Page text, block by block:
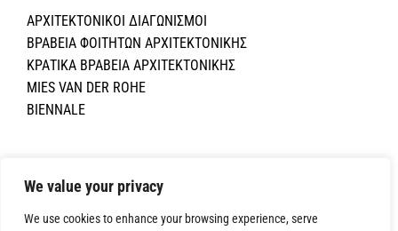
We value your privacy
We use cookies to enhance your browsing experience, serve
ΑΡΧΙΤΕΚΤΟΝΙΚΟΙ ΔΙΑΓΩΝΙΣΜΟΙ
ΒΡΑΒΕΙΑ ΦΟΙΤΗΤΩΝ ΑΡΧΙΤΕΚΤΟΝΙΚΗΣ
ΚΡΑΤΙΚΑ ΒΡΑΒΕΙΑ ΑΡΧΙΤΕΚΤΟΝΙΚΗΣ
MIES VAN DER ROHE
BIENNALE
Reserved. Powered byNETinfo Plc